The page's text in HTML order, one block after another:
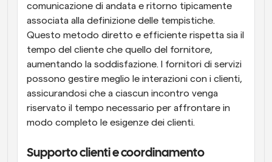
comunicazione di andata e ritorno tipicamente
associata alla definizione delle tempistiche.
Questo metodo diretto e efficiente rispetta sia il
tempo del cliente che quello del fornitore,
aumentando la soddisfazione. I fornitori di servizi
possono gestire meglio le interazioni con i clienti,
assicurandosi che a ciascun incontro venga
riservato il tempo necessario per affrontare in
modo completo le esigenze dei clienti.
Supporto clienti e coordinamento